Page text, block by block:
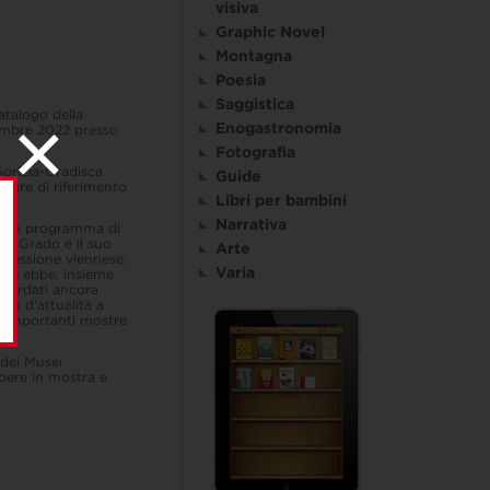
della
2022 presso
Gradisca
di riferimento
un programma di
Grado e il suo
viennese.
ebbe, insieme
ancora
d’attualità a
importanti mostre
Musei
in mostra e
visiva
Graphic Novel
Montagna
Poesia
Saggistica
Enogastronomia
Fotografia
Guide
Libri per bambini
Narrativa
Arte
Varia